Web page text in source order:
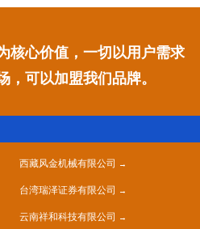
核心价值，一切以用户需求
，可以加盟我们品牌。
西藏风金机械有限公司
台湾瑞泽证券有限公司
云南祥和科技有限公司